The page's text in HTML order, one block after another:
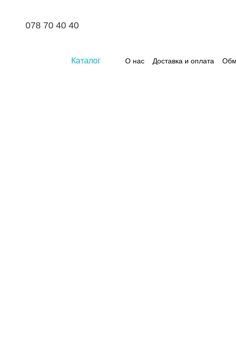
078 70 40 40
Каталог О нас Доставка и оплата